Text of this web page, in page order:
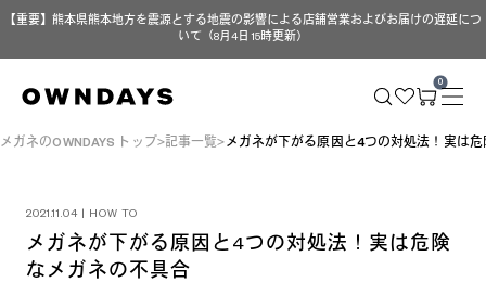
【重要】熊本県熊本地方を震源とする地震の影響による店舗営業およびお届けの遅延につ
いて（8月4日 15時更新）
0
メガネのOWNDAYS トップ 記事一覧 メガネが下がる原因と4つの対処法！実は
2021.11.04 | HOW TO
メガネが下がる原因と4つの対処法！実は危険
なメガネの不具合